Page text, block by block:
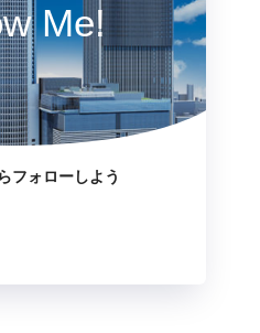
Me!
フォローしよう